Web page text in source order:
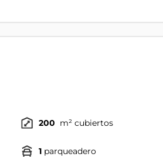
200 m² cubiertos
1 parqueadero